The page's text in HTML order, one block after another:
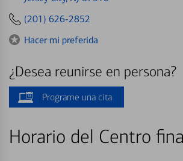
(201) 626-2852
Hacer mi preferida
¿Desea reunirse en persona?
Programe una cita
Horario del Centro